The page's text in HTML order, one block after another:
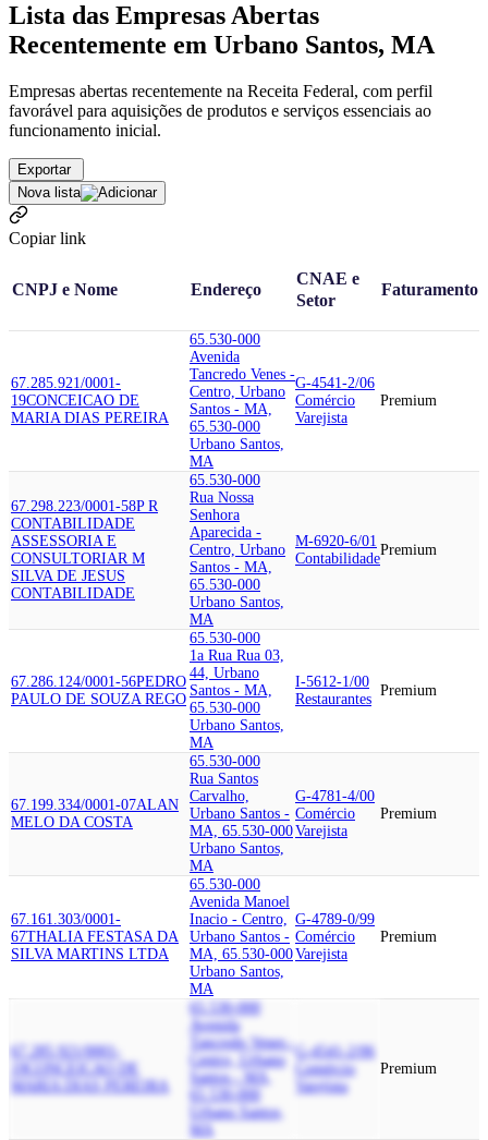
Lista das Empresas Abertas
Recentemente em Urbano Santos, MA
Empresas abertas recentemente na Receita Federal, com perfil
favorável para aquisições de produtos e serviços essenciais ao
funcionamento inicial.
Exportar
Nova lista
Copiar link
CNPJ e Nome Endereço
CNAE e
Setor
Faturamento
67.285.921/0001-
19CONCEICAO DE
MARIA DIAS PEREIRA
65.530-000
Avenida
Tancredo Venes -
Centro, Urbano
Santos - MA,
65.530-000
Urbano Santos,
MA
G-4541-2/06
Comércio
Varejista
Premium
67.298.223/0001-58P R
CONTABILIDADE
ASSESSORIA E
CONSULTORIAR M
SILVA DE JESUS
CONTABILIDADE
65.530-000
Rua Nossa
Senhora
Aparecida -
Centro, Urbano
Santos - MA,
65.530-000
Urbano Santos,
MA
M-6920-6/01
Contabilidade
Premium
67.286.124/0001-56PEDRO
PAULO DE SOUZA REGO
65.530-000
1a Rua Rua 03,
44, Urbano
Santos - MA,
65.530-000
Urbano Santos,
MA
I-5612-1/00
Restaurantes
Premium
67.199.334/0001-07ALAN
MELO DA COSTA
65.530-000
Rua Santos
Carvalho,
Urbano Santos -
MA, 65.530-000
Urbano Santos,
MA
G-4781-4/00
Comércio
Varejista
Premium
67.161.303/0001-
67THALIA FESTASA DA
SILVA MARTINS LTDA
65.530-000
Avenida Manoel
Inacio - Centro,
Urbano Santos -
MA, 65.530-000
Urbano Santos,
MA
G-4789-0/99
Comércio
Varejista
Premium
67.285.921/0001-
CONCEICAO DE
MARIA DIAS PEREIRA
65.530-000
Avenida
Tancredo Venes -
Centro, Urbano
Santos - MA,
65.530-000
Urbano Santos,
MA
G-4541-2/06
Comércio
Varejista
Premium